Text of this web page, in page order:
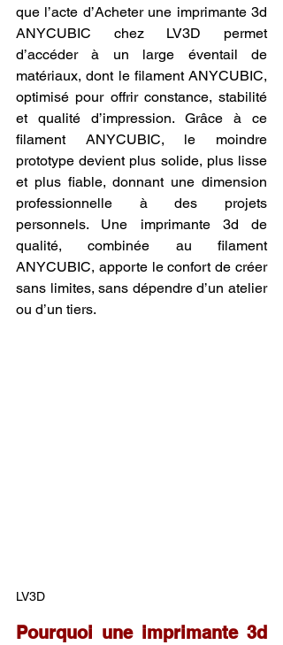
que l’acte d’Acheter une imprimante 3d
ANYCUBIC chez LV3D permet
d’accéder à un large éventail de
matériaux, dont le filament ANYCUBIC,
optimisé pour offrir constance, stabilité
et qualité d’impression. Grâce à ce
filament ANYCUBIC, le moindre
prototype devient plus solide, plus lisse
et plus fiable, donnant une dimension
professionnelle à des projets
personnels. Une imprimante 3d de
qualité, combinée au filament
ANYCUBIC, apporte le confort de créer
sans limites, sans dépendre d’un atelier
ou d’un tiers.
LV3D
Pourquoi une imprimante 3d